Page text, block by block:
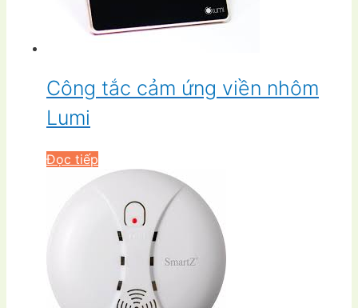
Công tắc cảm ứng viền nhôm
Lumi
Đọc tiếp